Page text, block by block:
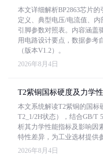
本文详细解析BP2863芯片
定义、典型电压/电流值、
引脚参数对照表。内容涵盖
用电路设计要点，数据参考
（版本V1.2）。
2026年8月4日
T2紫铜国标硬度及力学
本文系统解读T2紫铜的国标
T2_1/2H状态），结合GB/T
析其力学性能指标及影响因
特性差异，为工业选材提供
2026年8月4日